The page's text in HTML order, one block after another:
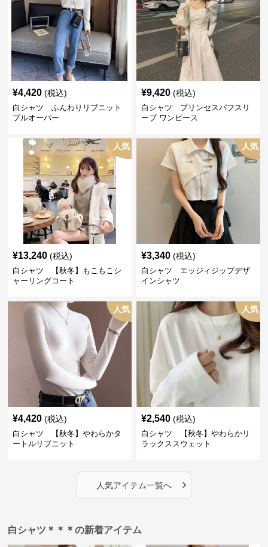
¥4,420 (税込)
白シャツ ふんわりリブニット
プルオーバー
¥9,420 (税込)
白シャツ プリンセスパフスリ
ーブ ワンピース
人気
¥13,240 (税込)
白シャツ 【秋冬】もこもこシ
ャーリングコート
人気
¥3,340 (税込)
白シャツ エッジィジップデザ
インシャツ
人気
¥4,420 (税込)
白シャツ 【秋冬】やわらかタ
ートルリブニット
人気
¥2,540 (税込)
白シャツ 【秋冬】やわらかリ
ラックススウェット
人気アイテム一覧へ ›
白シャツ＊＊＊の新着アイテム